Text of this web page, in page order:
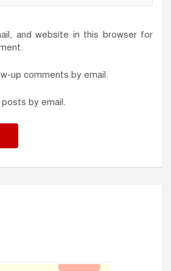
and website in this browser for
up comments by email.
by email.